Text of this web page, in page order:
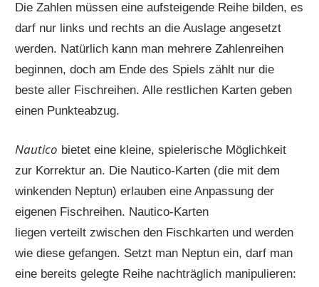
Die Zahlen müssen eine aufsteigende Reihe bilden, es
darf nur links und rechts an die Auslage angesetzt
werden. Natürlich kann man mehrere Zahlenreihen
beginnen, doch am Ende des Spiels zählt nur die
beste aller Fischreihen. Alle restlichen Karten geben
einen Punkteabzug.
Nautico bietet eine kleine, spielerische Möglichkeit
zur Korrektur an. Die Nautico-Karten (die mit dem
winkenden Neptun) erlauben eine Anpassung der
eigenen Fischreihen. Nautico-Karten
liegen verteilt zwischen den Fischkarten und werden
wie diese gefangen. Setzt man Neptun ein, darf man
eine bereits gelegte Reihe nachträglich manipulieren: